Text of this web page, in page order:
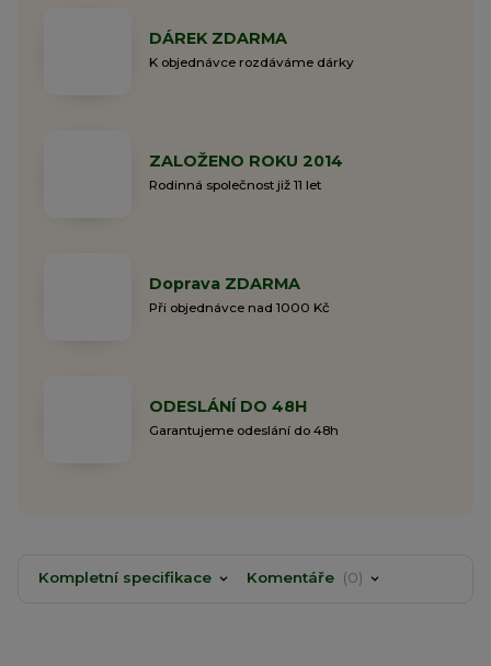
DÁREK ZDARMA
K objednávce rozdáváme dárky
ZALOŽENO ROKU 2014
Rodinná společnost již 11 let
Doprava ZDARMA
Při objednávce nad 1000 Kč
ODESLÁNÍ DO 48H
Garantujeme odeslání do 48h
Kompletní specifikace Komentáře 0